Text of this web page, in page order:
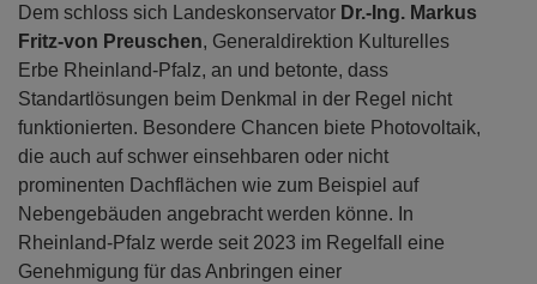
Dem schloss sich Landeskonservator Dr.-Ing. Markus
Fritz-von Preuschen, Generaldirektion Kulturelles
Erbe Rheinland-Pfalz, an und betonte, dass
Standartlösungen beim Denkmal in der Regel nicht
funktionierten. Besondere Chancen biete Photovoltaik,
die auch auf schwer einsehbaren oder nicht
prominenten Dachflächen wie zum Beispiel auf
Nebengebäuden angebracht werden könne. In
Rheinland-Pfalz werde seit 2023 im Regelfall eine
Genehmigung für das Anbringen einer